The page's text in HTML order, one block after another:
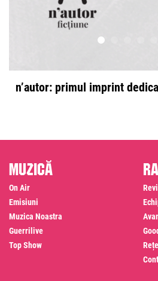
n’autor: primul imprint
Muzică
On Air
Emisiuni
Muzica Noastra
Guerrilive
Top Show